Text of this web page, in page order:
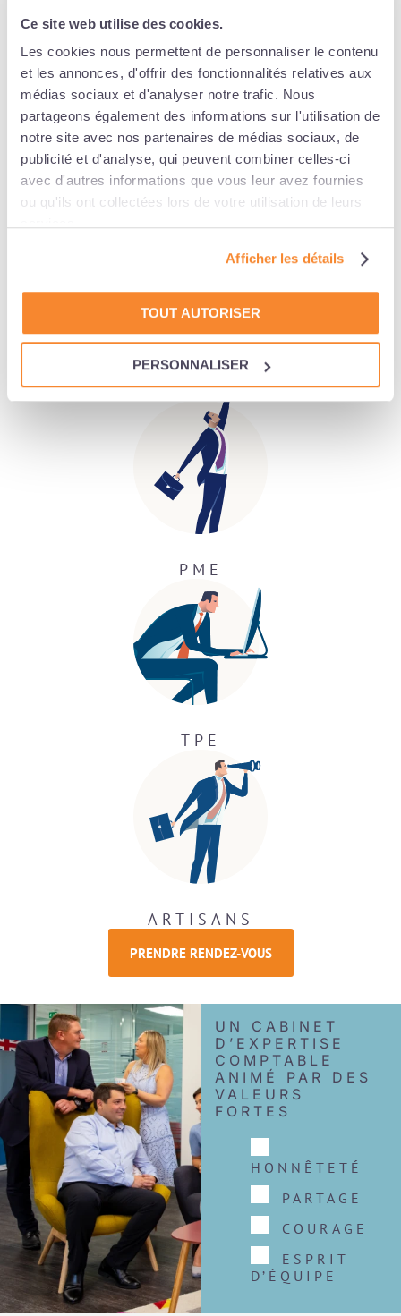
Ce site web utilise des cookies.
Les cookies nous permettent de personnaliser le contenu
et les annonces, d'offrir des fonctionnalités relatives aux
médias sociaux et d'analyser notre trafic. Nous
partageons également des informations sur l'utilisation de
notre site avec nos partenaires de médias sociaux, de
publicité et d'analyse, qui peuvent combiner celles-ci
avec d'autres informations que vous leur avez fournies
ou qu'ils ont collectées lors de votre utilisation de leurs
Afficher les détails
TOUT AUTORISER
PERSONNALISER
Agences
en France
NOUS ACCOMPAGNONS TOUTES LES
STRUCTURES DANS LEUR DÉFIS
PROFESSIONS LIBÉRALES
PME
TPE
ARTISANS
PRENDRE RENDEZ-VOUS
UN CABINET
D’EXPERTISE
COMPTABLE
ANIMÉ PAR DES
VALEURS
FORTES
HONNÊTETÉ
PARTAGE
COURAGE
ESPRIT
D’ÉQUIPE